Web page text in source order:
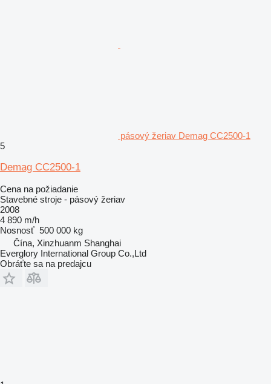
pásový žeriav Demag CC2500-1
5
Demag CC2500-1
Cena na požiadanie
Stavebné stroje - pásový žeriav
2008
4 890 m/h
Nosnosť 500 000 kg
Čína, Xinzhuanm Shanghai
Everglory International Group Co.,Ltd
Obráťte sa na predajcu